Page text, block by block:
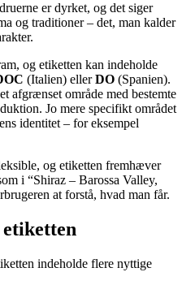
er dyrket, og det siger
og traditioner – det, man kalder
og etiketten kan indeholde
(Italien) ellerDO (Spanien).
afgrænset område med bestemte
Jo mere specifikt området
identitet – for eksempel
og etiketten fremhæver
i “Shiraz – Barossa Valley,
at forstå, hvad man får.
indeholde flere nyttige